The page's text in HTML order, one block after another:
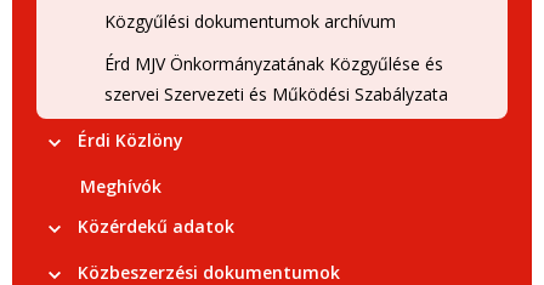
Közgyűlési dokumentumok archívum
Érd MJV Önkormányzatának Közgyűlése és
szervei Szervezeti és Működési Szabályzata
Érdi Közlöny
Meghívók
Közérdekű adatok
Közbeszerzési dokumentumok